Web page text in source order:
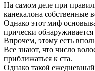
На самом деле при
канекалона собственные
Однако этот миф
прически
Впрочем, этому есть
Все знают, что число
приближаться к ста.
Однако такой